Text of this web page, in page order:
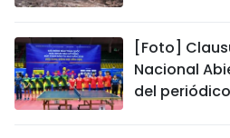
[Foto]
Nacional
del